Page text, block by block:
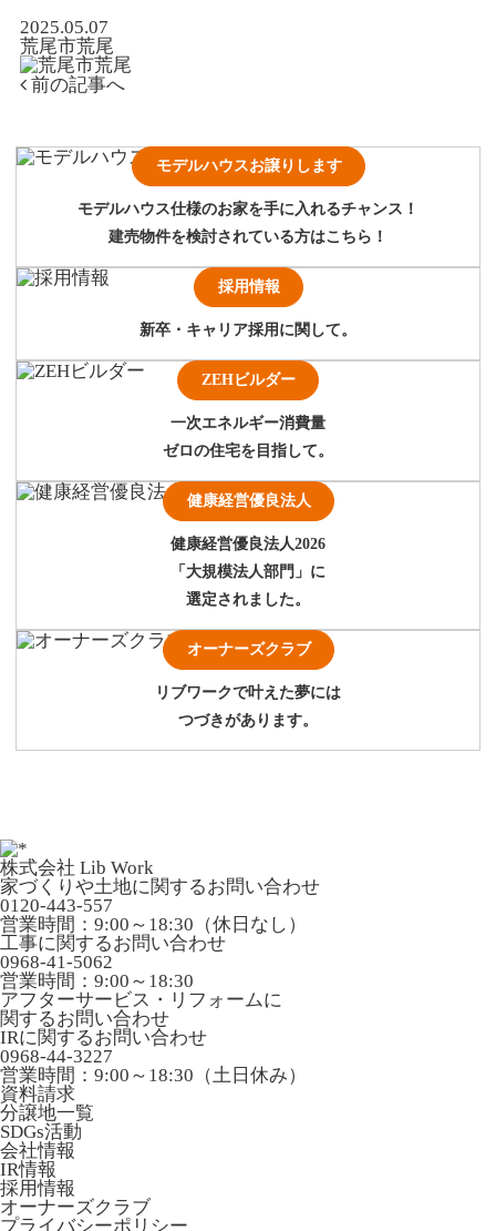
2025.05.07
荒尾市荒尾
前の記事へ
モデルハウスお譲りします
モデルハウス仕様のお家を手に入れるチャンス！
建売物件を検討されている方はこちら！
採用情報
新卒・キャリア採用に関して。
ZEHビルダー
一次エネルギー消費量
ゼロの住宅を目指して。
健康経営優良法人
健康経営優良法人2026
「大規模法人部門」に
選定されました。
オーナーズクラブ
リブワークで叶えた夢には
つづきがあります。
株式会社 Lib Work
家づくりや土地に関するお問い合わせ
0120-443-557
営業時間：9:00～18:30（休日なし）
工事に関するお問い合わせ
0968-41-5062
営業時間：9:00～18:30
アフターサービス・リフォームに
関するお問い合わせ
IRに関するお問い合わせ
0968-44-3227
営業時間：9:00～18:30（土日休み）
資料請求
分譲地一覧
SDGs活動
会社情報
IR情報
採用情報
オーナーズクラブ
プライバシーポリシー